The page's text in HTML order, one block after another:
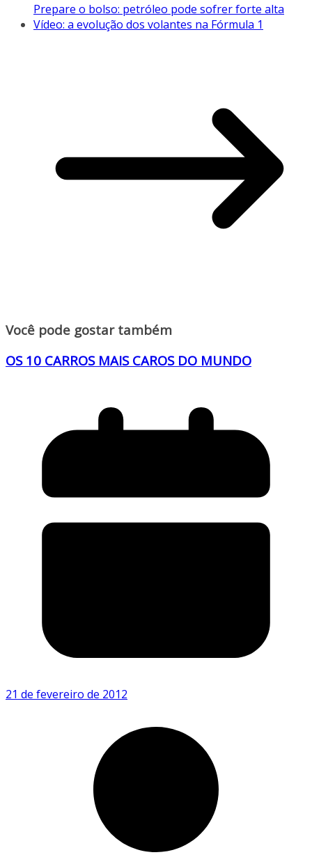
Prepare o bolso: petróleo pode sofrer forte alta
Vídeo: a evolução dos volantes na Fórmula 1
Você pode gostar também
OS 10 CARROS MAIS CAROS DO MUNDO
21 de fevereiro de 2012